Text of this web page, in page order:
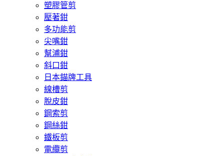
塑膠管剪
壓著鉗
多功能剪
尖嘴鉗
幫浦鉗
斜口鉗
日本錨牌工具
線槽剪
脫皮鉗
鋼索剪
鋼絲鉗
鐵板剪
電纜剪